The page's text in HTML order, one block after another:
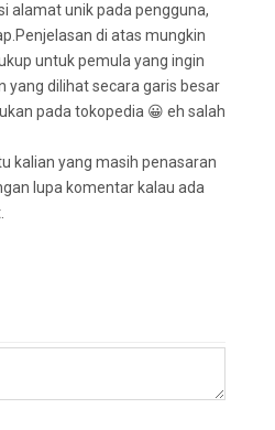
alamat unik pada pengguna,
di atas mungkin
untuk pemula yang ingin
yang dilihat secara garis besar
pada tokopedia 😀 eh salah
kalian yang masih penasaran
lupa komentar kalau ada